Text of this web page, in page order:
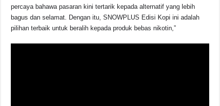
percaya bahawa pasaran kini tertarik kepada alternatif yang lebih
bagus dan selamat. Dengan itu, SNOWPLUS Edisi Kopi ini adalah
pilihan terbaik untuk beralih kepada produk bebas nikotin,”